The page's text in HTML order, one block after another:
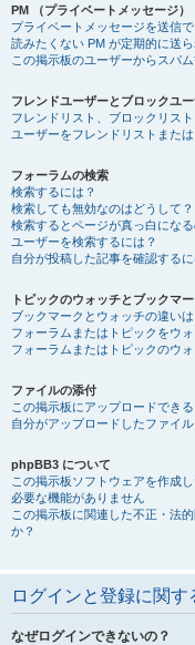
PM （プライベートメッセージ）
プライベートメッセージを送信で
読みたくない PM が定期的に送ら
この掲示板のユーザーからスパ
フレンドユーザーとブロックユ
フレンドリスト、ブロックリスト
ユーザーをフレンドリストまた
フォーラムの検索
検索するには？
検索しても無効なのはどうして？
検索するとページが真っ白にな
ユーザーを検索するには？
自分が投稿した記事を確認するに
トピックのウォッチとブックマー
ブックマークとウォッチの違いは
フォーラムまたはトピックをウ
フォーラムまたはトピックのウ
ファイルの添付
この掲示板にアップロードでき
自分がアップロードしたファイ
phpBB3 について
この掲示板ソフトウェアを作成
必要な機能がありません
この掲示板に関連した不正・法
か？
ログインと登録に関す
なぜログインできないの？